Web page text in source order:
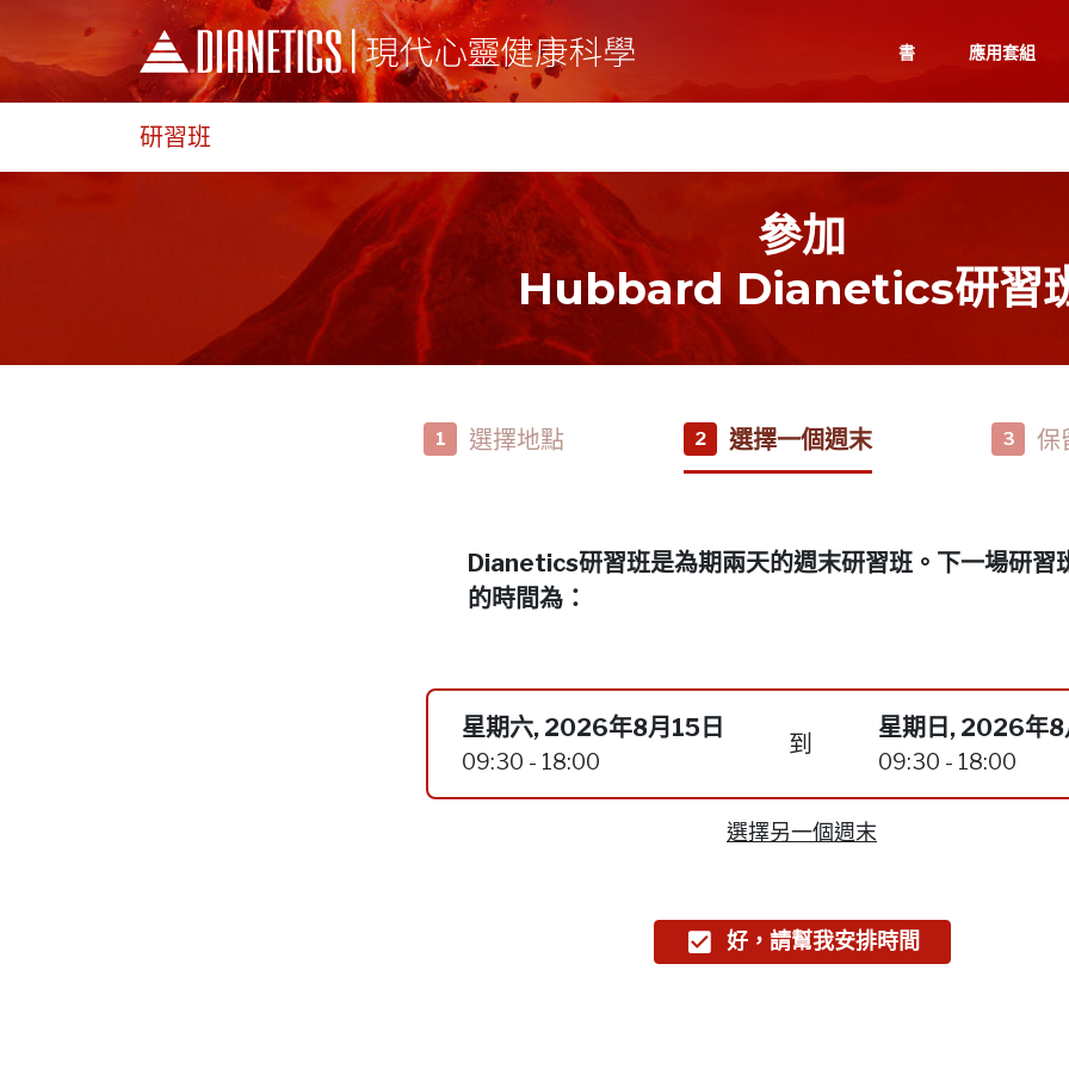
書 應用套組
研習班
參加
Hubbard Dianetics研習
1 選擇地點 2 選擇一個週末 3 保
Dianetics研習班是為期兩天的週末研習班。下一場研習
的時間為：
星期六, 2026年8月15日
09:30 - 18:00
到
星期日, 2026年8
09:30 - 18:00
選擇另一個週末
好，請幫我安排時間